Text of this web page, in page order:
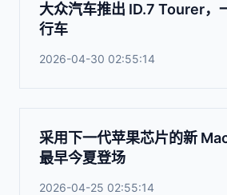
大众汽车推出 ID.7 Tourer，
行车
2026-04-30 02:55:14
采用下一代苹果芯片的新
最早今夏登场
2026-04-25 02:55:14